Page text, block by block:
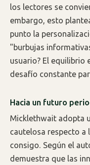
los lectores se
embargo, esto
punto la
"burbujas
usuario? El equilibrio
desafío constante
Hacia un futuro
Micklethwait adopta
cautelosa respecto a
consigo. Según el
demuestra que las